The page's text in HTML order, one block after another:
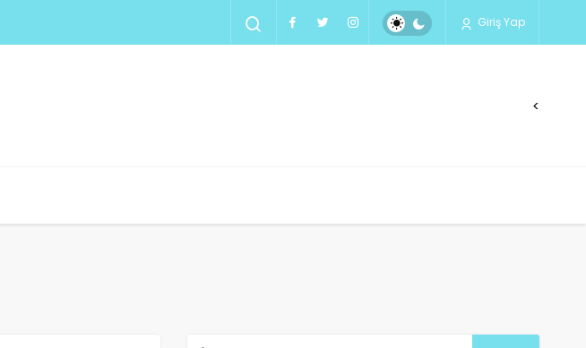
Giriş Yap
<